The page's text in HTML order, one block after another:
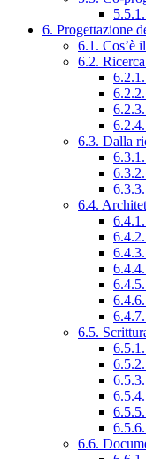
6. Progettazione
6.1. Cos’è
6.2.
6.3. Dalla
6.4.
6.5.
6.6.